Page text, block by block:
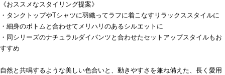
《おススメなスタイリング提案》
・タンクトップやTシャツに羽織ってラフに着こなすリラックススタイルに
・細身のボトムと合わせてメリハリのあるシルエットに
・同シリーズのナチュラルダイパンツと合わせたセットアップスタイルもお
すすめ
自然と共鳴するような美しい色合いと、動きやすさを兼ね備えた、長く愛用